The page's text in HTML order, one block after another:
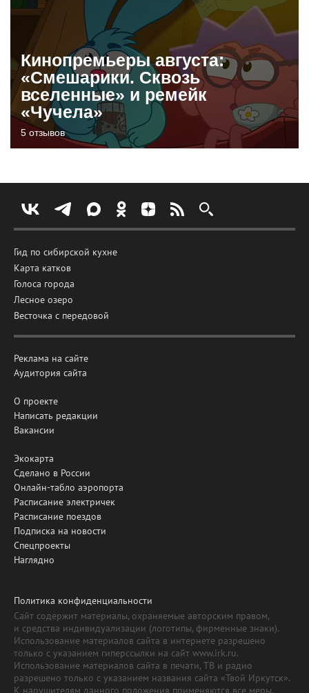
Кинопремьеры августа:
«Смешарики. Сквозь
вселенные» и ремейк
«Чучела»
5 отзывов
Гид по сибирской кухне
Карта катков
Голоса города
Лесное озеро
Весточка с передовой
Реклама на сайте
Аудитория сайта
О проекте
Написать редакции
Вакансии
Экокарта
Сделано в России
Онлайн-табло аэропорта
Расписание электричек
Расписание поездов
Подписка на новости
Спецпроекты
Наглядно
Политика конфиденциальности
Сайт содержит материалы, охраняемые авторским правом,
и средства индивидуализации (логотипы, фирменные знаки).
Использование материалов сайта в интернете разрешено
только с указанием гиперссылки на сайт www.irk.ru.
Использование материалов сайта в печати, ТВ и радио
разрешено только с указанием названия сайта «Твой Иркутск».
К нарушителям данного положения применяются все меры,